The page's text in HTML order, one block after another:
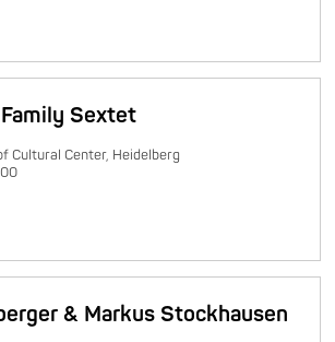
Sextet
Cultural Center, Heidelberg
& Markus Stockhausen